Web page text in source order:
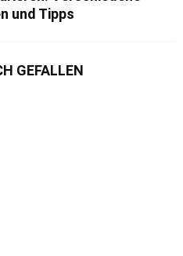
und Tipps
GEFALLEN